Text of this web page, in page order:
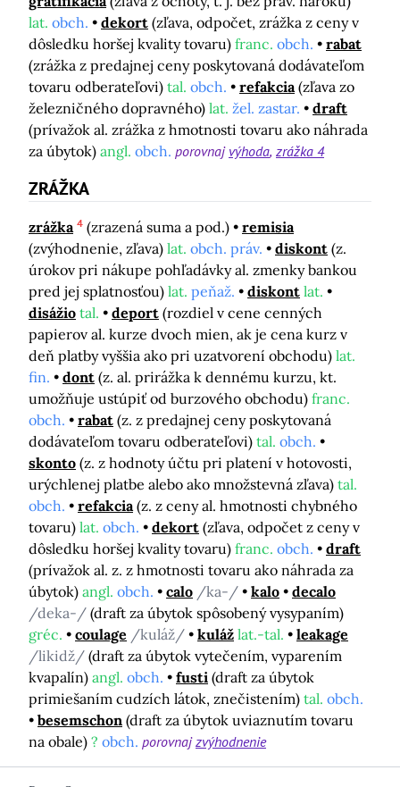
lat. obch. dekort (zľava, odpočet, zrážka z ceny v
dôsledku horšej kvality tovaru) franc. obch.
rabat
(zrážka z predajnej ceny poskytovaná dodávateľom
tovaru odberateľovi) tal. obch. refakcia (zľava zo
železničného dopravného) lat. žel. zastar.
draft
(prívažok al. zrážka z hmotnosti tovaru ako náhrada
za úbytok) angl. obch. porovnaj výhoda zrážka 4
ZRÁŽKA
zrážka 4 (zrazená suma a pod.)
remisia
(zvýhodnenie, zľava) lat. obch. práv. diskont (z.
úrokov pri nákupe pohľadávky al. zmenky bankou
pred jej splatnosťou) lat. peňaž. diskont lat.
disážio tal. deport (rozdiel v cene cenných
papierov al. kurze dvoch mien, ak je cena kurz v
deň platby vyššia ako pri uzatvorení obchodu) lat.
fin.
dont (z. al. prirážka k dennému kurzu, kt.
umožňuje ustúpiť od burzového obchodu) franc.
obch.
rabat (z. z predajnej ceny poskytovaná
dodávateľom tovaru odberateľovi) tal. obch.
skonto (z. z hodnoty účtu pri platení v hotovosti,
urýchlenej platbe alebo ako množstevná zľava) tal.
obch.
refakcia (z. z ceny al. hmotnosti chybného
tovaru) lat. obch. dekort (zľava, odpočet z ceny v
dôsledku horšej kvality tovaru) franc. obch.
draft
(prívažok al. z. z hmotnosti tovaru ako náhrada za
úbytok) angl. obch. calo /ka-/ kalo
decalo
/deka-/ (draft za úbytok spôsobený vysypaním)
gréc.
coulage /kuláž/ kuláž lat.-tal.
leakage
/likidž/ (draft za úbytok vytečením, vyparením
kvapalín) angl. obch. fusti (draft za úbytok
primiešaním cudzích látok, znečistením) tal. obch.
besemschon (draft za úbytok uviaznutím tovaru
na obale) ? obch. porovnajzvýhodnenie